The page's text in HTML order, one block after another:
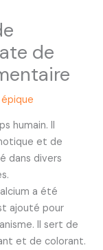
de
humain. Il
et de
dans divers
a été
ajouté pour
Il sert de
et de colorant.